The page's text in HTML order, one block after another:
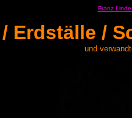
Franz
Erdställe /
und